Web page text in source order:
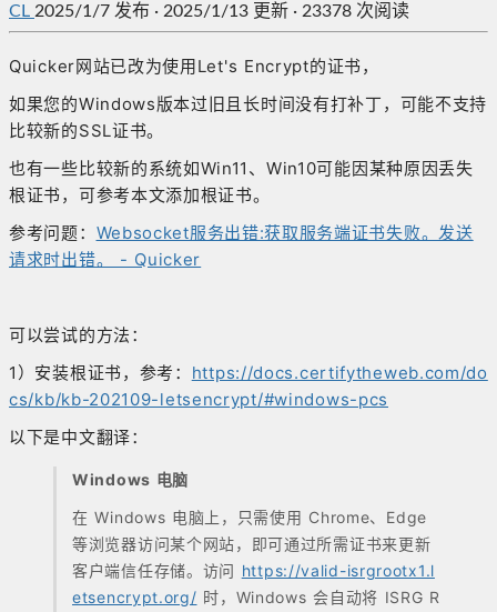
CL 2025/1/7 发布 · 2025/1/13 更新 · 23378 次阅读
Quicker网站已改为使用Let's Encrypt的证书，
如果您的Windows版本过旧且长时间没有打补丁，可能不支持
比较新的SSL证书。
也有一些比较新的系统如Win11、Win10可能因某种原因丢失
根证书，可参考本文添加根证书。
参考问题： Websocket服务出错:获取服务端证书失败。发送
请求时出错。 - Quicker
可以尝试的方法：
1）安装根证书，参考： https://docs.certifytheweb.com/do
cs/kb/kb-202109-letsencrypt/#windows-pcs
以下是中文翻译：
Windows 电脑
在 Windows 电脑上，只需使用 Chrome、Edge
等浏览器访问某个网站，即可通过所需证书来更新
客户端信任存储。访问 https://valid-isrgrootx1.l
etsencrypt.org/ 时，Windows 会自动将 ISRG R